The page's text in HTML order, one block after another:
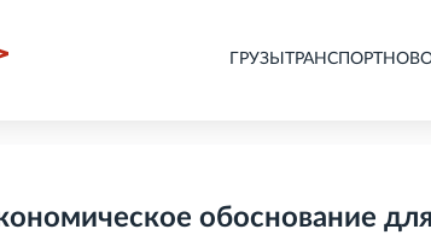
ГРУЗЫ ТРАНСПОРТ
обоснование